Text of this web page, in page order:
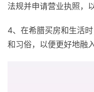
法规并申请营业执照，
4、在希腊买房和生活
和习俗，以便更好地融